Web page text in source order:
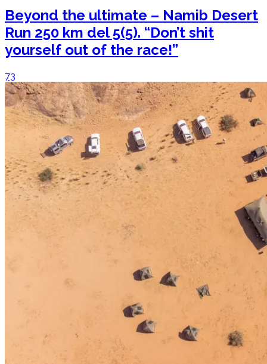
Beyond the ultimate – Namib Desert
Run 250 km del 5(5). “Don’t shit
yourself out of the race!”
73